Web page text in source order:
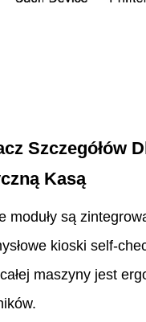
Szczegółów
Kasą
moduły są
kioski self-
maszyny jest